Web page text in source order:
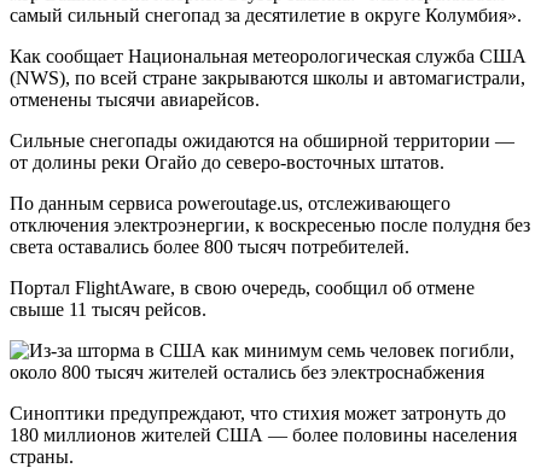
самый сильный снегопад за десятилетие в округе Колумбия».
Как сообщает Национальная метеорологическая служба США
(NWS), по всей стране закрываются школы и автомагистрали,
отменены тысячи авиарейсов.
Сильные снегопады ожидаются на обширной территории —
от долины реки Огайо до северо-восточных штатов.
По данным сервиса poweroutage.us, отслеживающего
отключения электроэнергии, к воскресенью после полудня без
света оставались более 800 тысяч потребителей.
Портал FlightAware, в свою очередь, сообщил об отмене
свыше 11 тысяч рейсов.
Синоптики предупреждают, что стихия может затронуть до
180 миллионов жителей США — более половины населения
страны.